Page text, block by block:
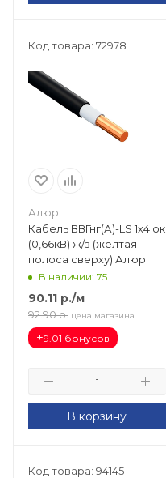
Код товара: 72978
Алюр
Кабель ВВГнг(А)-LS 1х4 ок
(0,66кВ) ж/з (желтая
полоса сверху) Алюр
В наличии: 75
90.11 р./м
92.90 р. цена магазина
+9.01 бонусов
В корзину
Код товара: 94145